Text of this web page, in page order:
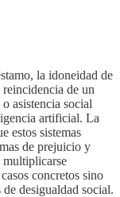
la idoneidad de
de un
asistencia social
artificial. La
estos sistemas
de prejuicio y
multiplicarse
concretos sino
desigualdad social.